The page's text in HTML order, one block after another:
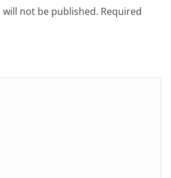
not be published. Required